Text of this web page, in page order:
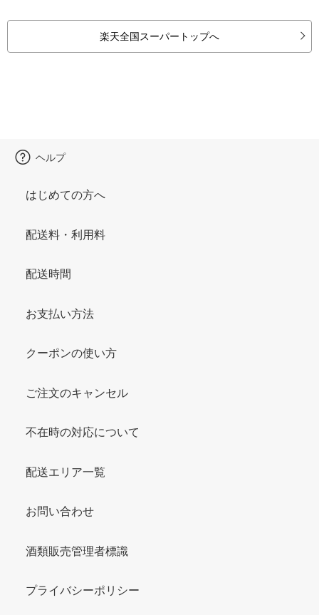
楽天全国スーパートップへ
ヘルプ
はじめての方へ
配送料・利用料
配送時間
お支払い方法
クーポンの使い方
ご注文のキャンセル
不在時の対応について
配送エリア一覧
お問い合わせ
酒類販売管理者標識
プライバシーポリシー